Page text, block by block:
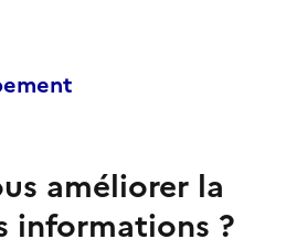
améliorer la
informations ?